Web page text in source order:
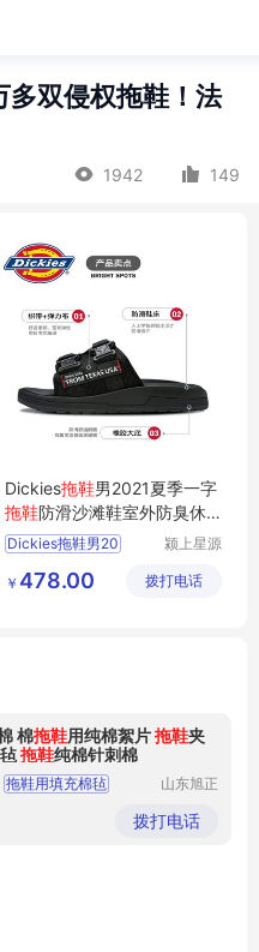
双侵权拖鞋！法
1942 149
Dickies拖鞋男2021夏季一字
拖鞋防滑沙滩鞋室外防臭休
闲凉拖鞋潮
Dickies拖鞋男20
颍上星源
有限公司
￥ 478.00 拨打电话
棉拖鞋用纯棉絮片拖鞋夹
拖鞋纯棉针刺棉
拖鞋用填充棉毡
棉
山东旭正
公司
拨打电话